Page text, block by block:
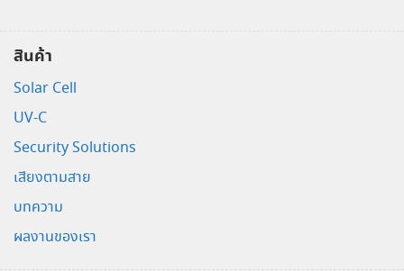
สินค้า
Solar Cell
UV-C
Security Solutions
เสียงตามสาย
บทความ
ผลงานของเรา